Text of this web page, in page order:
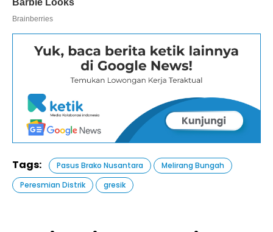
Tags: Pasus Brako Nusantara
Melirang Bungah
Peresmian Distrik
gresik